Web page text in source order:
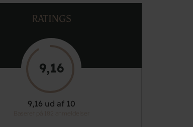
RATINGS
9,16
9,16 ud af 10